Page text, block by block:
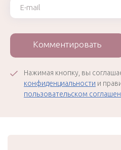
Комментировать
Нажимая кнопку, вы
конфиденциальности и
пользовательском